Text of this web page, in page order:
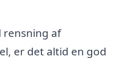
rensning af
er det altid en god